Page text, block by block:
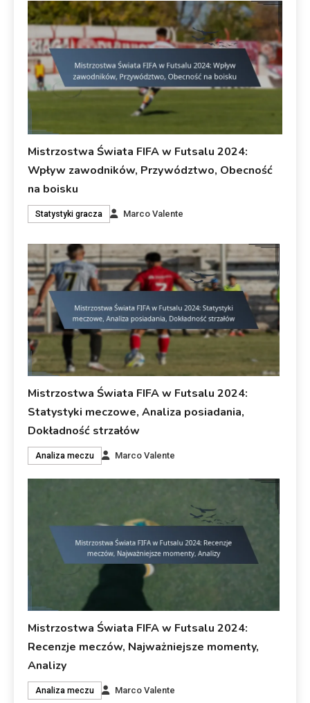
Mistrzostwa Świata FIFA w Futsalu 2024:
Wpływ zawodników, Przywództwo, Obecność
na boisku
Statystyki gracza Marco Valente
Mistrzostwa Świata FIFA w Futsalu 2024:
Statystyki meczowe, Analiza posiadania,
Dokładność strzałów
Analiza meczu Marco Valente
Mistrzostwa Świata FIFA w Futsalu 2024:
Recenzje meczów, Najważniejsze momenty,
Analizy
Analiza meczu Marco Valente